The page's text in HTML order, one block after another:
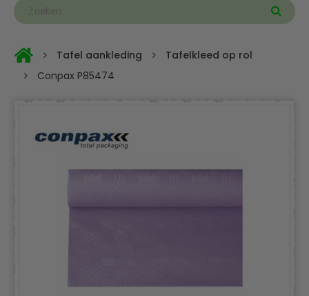
Tafel aankleding
Tafelkleed op rol
Conpax P85474